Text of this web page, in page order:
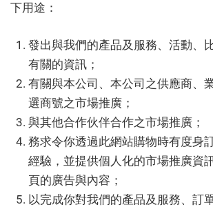
下用途：
發出與我們的產品及服務、活動、
有關的資訊；
有關與本公司、本公司之供應商、
選商號之市場推廣；
與其他合作伙伴合作之市場推廣；
務求令你透過此網站購物時有度身
經驗，並提供個人化的市場推廣資
頁的廣告與內容；
以完成你對我們的產品及服務、訂